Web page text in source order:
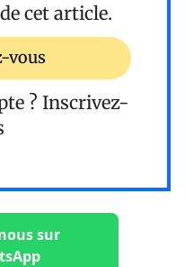
cet article.
vous
? Inscrivez-
sur